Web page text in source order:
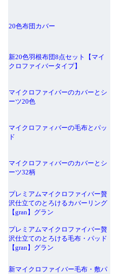
20色布団カバー
新20色羽根布団8点セット【マイ
クロファイバータイプ】
マイクロファイバーのカバーとシ
ーツ20色
マイクロファィバーの毛布とパッ
ド
マイクロファィバーのカバーとシ
ーツ32柄
プレミアムマイクロファイバー贅
沢仕立てのとろけるカバーリング
【gran】グラン
プレミアムマイクロファイバー贅
沢仕立てのとろける毛布・パッド
【gran】グラン
新マイクロファイバー毛布・敷パ